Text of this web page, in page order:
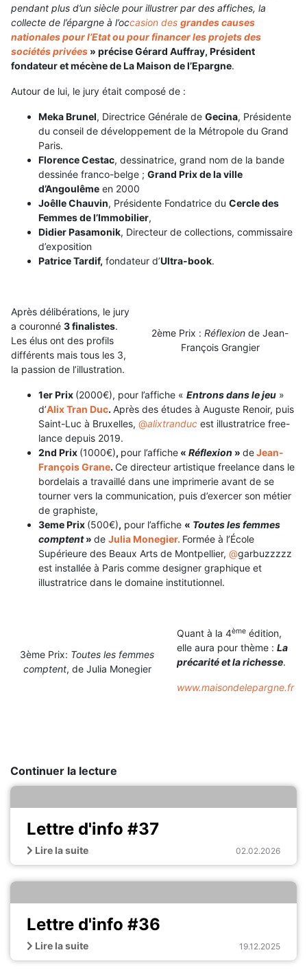
pendant plus d’un siècle pour illustrer par des affiches, la
collecte de l’épargne à l’occasion des grandes causes
nationales pour l’Etat ou pour financer les projets des
sociétés privées » précise Gérard Auffray, Président
fondateur et mécène de La Maison de l’Epargne.
Autour de lui, le jury était composé de :
Meka Brunel, Directrice Générale de Gecina, Présidente
du conseil de développement de la Métropole du Grand
Paris.
Florence Cestac, dessinatrice, grand nom de la bande
dessinée franco-belge ; Grand Prix de la ville
d’Angoulême en 2000
Joêlle Chauvin, Présidente Fondatrice du Cercle des
Femmes de l’Immobilier,
Didier Pasamonik, Directeur de collections, commissaire
d’exposition
Patrice Tardif, fondateur d’Ultra-book.
2ème Prix : Réflexion de Jean-
François Grangier
Après délibérations, le jury
a couronné 3 finalistes.
Les élus ont des profils
différents mais tous les 3,
la passion de l’illustration.
1er Prix (2000€), pour l’affiche « Entrons dans le jeu »
d’Alix Tran Duc. Après des études à Auguste Renoir, puis
Saint-Luc à Bruxelles, @alixtranduc est illustratrice free-
lance depuis 2019.
2nd Prix (1000€), pour l’affiche « Réflexion » deJean-
François Grane. Ce directeur artistique freelance dans le
bordelais a travaillé dans une imprimerie avant de se
tourner vers la communication, puis d’exercer son métier
de graphiste,
3eme Prix (500€), pour l’affiche « Toutes les femmes
comptent» de Julia Monegier. Formée à l’École
Supérieure des Beaux Arts de Montpellier, @garbuzzzzz
est installée à Paris comme designer graphique et
illustratrice dans le domaine institutionnel.
3ème Prix: Toutes les femmes
comptent, de Julia Monegier
Quant à la 4ème édition,
elle aura pour thème : La
précarité et la richesse.
www.maisondelepargne.fr
Continuer la lecture
Lettre d'info #37
Lire la suite 02.02.2026
Lettre d'info #36
Lire la suite 19.12.2025